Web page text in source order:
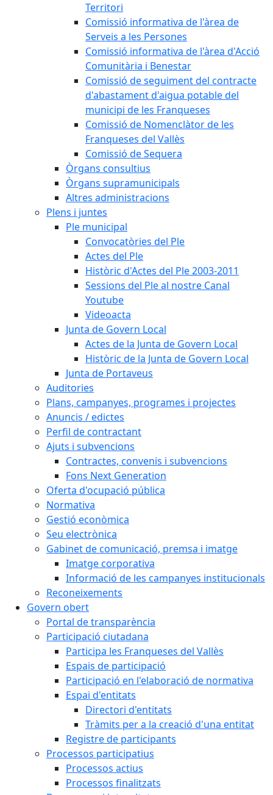
Territori
Comissió informativa de l'àrea de
Serveis a les Persones
Comissió informativa de l'àrea d'Acció
Comunitària i Benestar
Comissió de seguiment del contracte
d'abastament d'aigua potable del
municipi de les Franqueses
Comissió de Nomenclàtor de les
Franqueses del Vallès
Comissió de Sequera
Òrgans consultius
Òrgans supramunicipals
Altres administracions
Plens i juntes
Ple municipal
Convocatòries del Ple
Actes del Ple
Històric d'Actes del Ple 2003-2011
Sessions del Ple al nostre Canal
Youtube
Videoacta
Junta de Govern Local
Actes de la Junta de Govern Local
Històric de la Junta de Govern Local
Junta de Portaveus
Auditories
Plans, campanyes, programes i projectes
Anuncis / edictes
Perfil de contractant
Ajuts i subvencions
Contractes, convenis i subvencions
Fons Next Generation
Oferta d'ocupació pública
Normativa
Gestió econòmica
Seu electrònica
Gabinet de comunicació, premsa i imatge
Imatge corporativa
Informació de les campanyes institucionals
Reconeixements
Govern obert
Portal de transparència
Participació ciutadana
Participa les Franqueses del Vallès
Espais de participació
Participació en l'elaboració de normativa
Espai d'entitats
Directori d'entitats
Tràmits per a la creació d'una entitat
Registre de participants
Processos participatius
Processos actius
Processos finalitzats